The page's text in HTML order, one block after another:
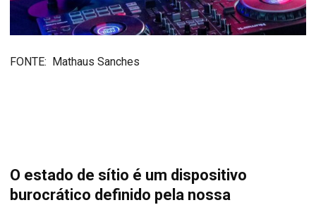
FONTE: Mathaus Sanches
O estado de sítio é um dispositivo
burocrático definido pela nossa